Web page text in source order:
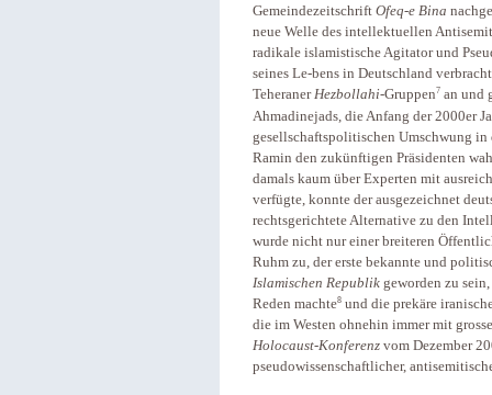
Gemeindezeitschrift Ofeq-e Bina
neue Welle des intellektuellen
radikale islamistische Agitator und
seines Le-bens in Deutschland
TeheranerHezbollahi-Gruppen7 an und
Ahmadinejads, die Anfang der 2000er
gesellschaftspolitischen Umschwung in
Ramin den zukünftigen Präsidenten
damals kaum über Experten mit
verfügte, konnte der ausgezeichnet
rechtsgerichtete Alternative zu den
wurde nicht nur einer breiteren
Ruhm zu, der erste bekannte und
Islamischen Republik geworden zu
Reden machte8 und die prekäre
die im Westen ohnehin immer mit
Holocaust-Konferenz vom Dezember
pseudowissenschaftlicher,